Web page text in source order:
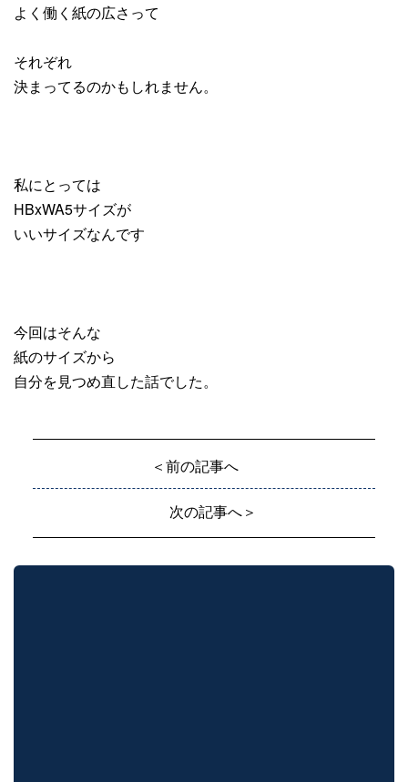
よく働く紙の広さって
それぞれ
決まってるのかもしれません。
私にとっては
HBxWA5サイズが
いいサイズなんです
今回はそんな
紙のサイズから
自分を見つめ直した話でした。
＜前の記事へ
次の記事へ＞